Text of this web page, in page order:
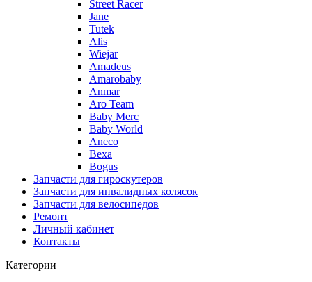
Street Racer
Jane
Tutek
Alis
Wiejar
Amadeus
Amarobaby
Anmar
Aro Team
Baby Merc
Baby World
Aneco
Bexa
Bogus
Запчасти для гироскутеров
Запчасти для инвалидных колясок
Запчасти для велосипедов
Ремонт
Личный кабинет
Контакты
Категории